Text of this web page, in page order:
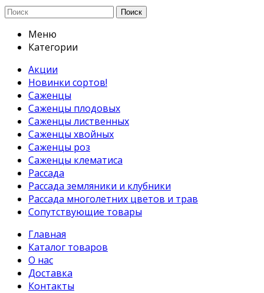
Поиск
Меню
Категории
Акции
Новинки сортов!
Саженцы
Саженцы плодовых
Саженцы лиственных
Саженцы хвойных
Саженцы роз
Саженцы клематиса
Рассада
Рассада земляники и клубники
Рассада многолетних цветов и трав
Сопутствующие товары
Главная
Каталог товаров
О нас
Доставка
Контакты